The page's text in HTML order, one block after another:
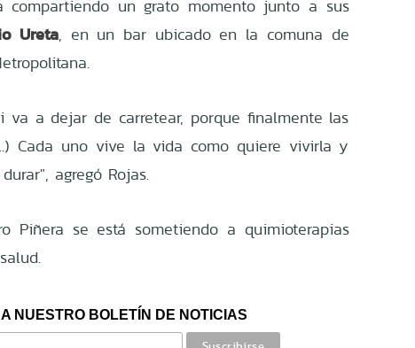
compartiendo un grato momento junto a sus
Ureta, en un bar ubicado en la comuna de
a dejar de carretear, porque finalmente las
Cada uno vive la vida como quiere vivirla y
agregó Rojas.
Piñera se está sometiendo a quimioterapias
NUESTRO BOLETÍN DE NOTICIAS